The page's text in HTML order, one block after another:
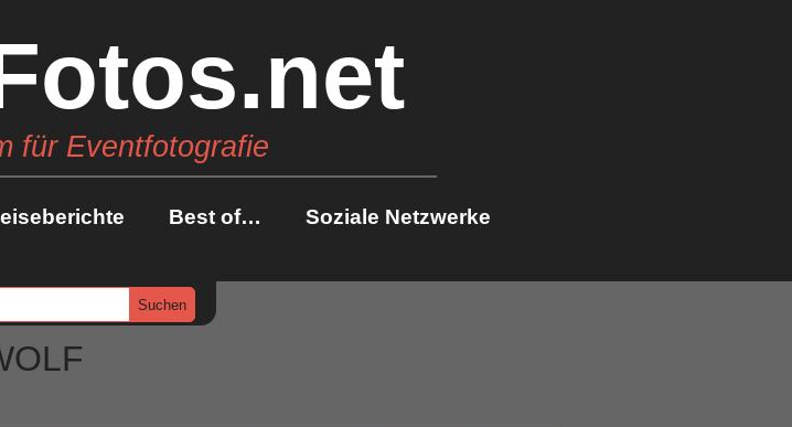
für Eventfotografie
Best of…
Soziale Netzwerke